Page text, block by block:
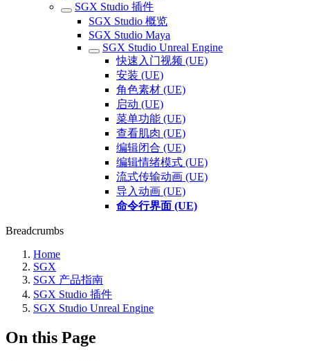
SGX Studio 插件
SGX Studio 概览
SGX Studio Maya
SGX Studio Unreal Engine
快速入门视频 (UE)
安装 (UE)
角色素材 (UE)
启动 (UE)
菜单功能 (UE)
查看肌肉 (UE)
编辑闭合 (UE)
编辑情绪模式 (UE)
流式传输动画 (UE)
导入动画 (UE)
命令行界面 (UE)
Breadcrumbs
Home
SGX
SGX 产品指南
SGX Studio 插件
SGX Studio Unreal Engine
On this Page